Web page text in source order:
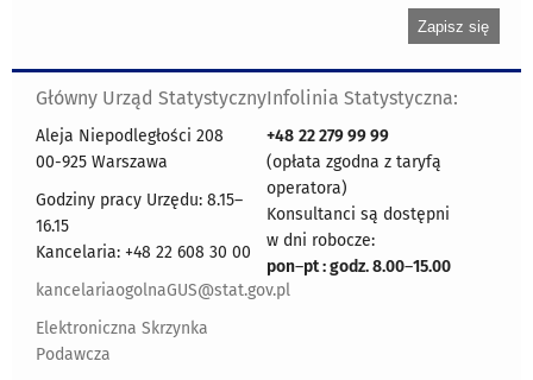
Główny Urząd Statystyczny
Aleja Niepodległości 208
00-925 Warszawa
Godziny pracy Urzędu: 8.15–
16.15
Kancelaria: +48 22 608 30 00
kancelariaogolnaGUS@stat.gov.pl
Elektroniczna Skrzynka
Podawcza
Infolinia Statystyczna:
+48 22 279 99 99
(opłata zgodna z taryfą
operatora)
Konsultanci są dostępni
w dni robocze:
pon–pt : godz. 8.00–15.00